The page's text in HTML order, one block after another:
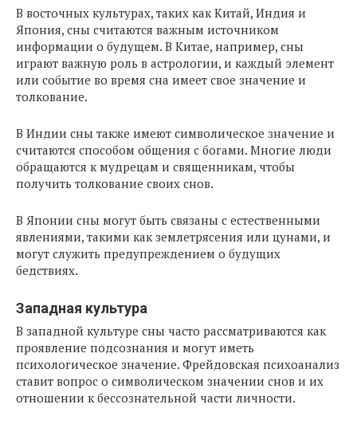
В восточных культурах, таких как Китай, Индия и
Япония, сны считаются важным источником
информации о будущем. В Китае, например, сны
играют важную роль в астрологии, и каждый элемент
или событие во время сна имеет свое значение и
толкование.
В Индии сны также имеют символическое значение и
считаются способом общения с богами. Многие люди
обращаются к мудрецам и священникам, чтобы
получить толкование своих снов.
В Японии сны могут быть связаны с естественными
явлениями, такими как землетрясения или цунами, и
могут служить предупреждением о будущих
бедствиях.
Западная культура
В западной культуре сны часто рассматриваются как
проявление подсознания и могут иметь
психологическое значение. Фрейдовская психоанализ
ставит вопрос о символическом значении снов и их
отношении к бессознательной части личности.